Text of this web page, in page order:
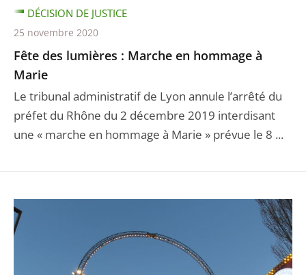
Fête des lumières : Marche en hommage à
Marie
Le tribunal administratif de Lyon annule l’arrêté du
préfet du Rhône du 2 décembre 2019 interdisant
une « marche en hommage à Marie » prévue le 8 ...
DÉCISION DE JUSTICE
25 novembre 2020